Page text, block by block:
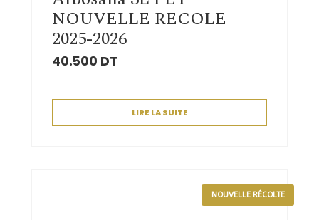
NOUVELLE RECOLE
2025-2026
40.500 DT
LIRE LA SUITE
NOUVELLE RÉCOLTE